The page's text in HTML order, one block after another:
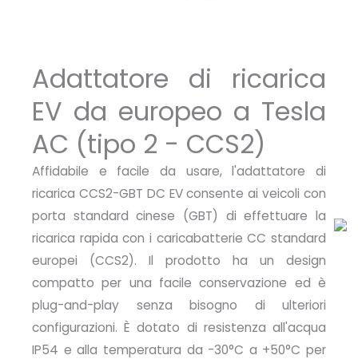
Adattatore di ricarica
EV da europeo a Tesla
AC (tipo 2 - CCS2)
Affidabile e facile da usare, l'adattatore di
ricarica CCS2-GBT DC EV consente ai veicoli con
porta standard cinese (GBT) di effettuare la
ricarica rapida con i caricabatterie CC standard
europei (CCS2). Il prodotto ha un design
compatto per una facile conservazione ed è
plug-and-play senza bisogno di ulteriori
configurazioni. È dotato di resistenza all'acqua
IP54 e alla temperatura da -30°C a +50°C per